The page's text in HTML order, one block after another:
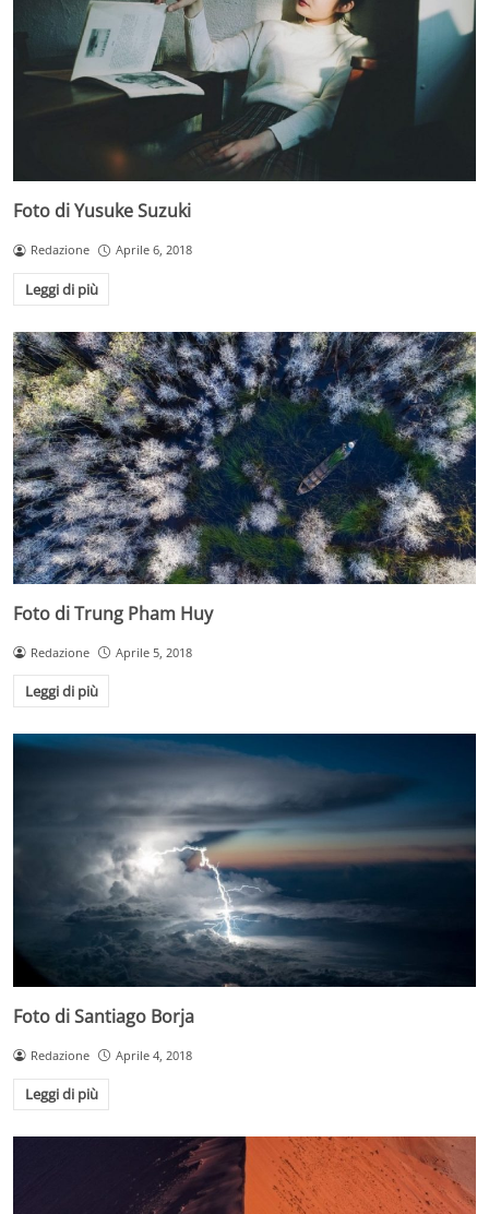
Foto di Yusuke Suzuki
Redazione Aprile 6, 2018
Leggi di più
Foto di Trung Pham Huy
Redazione Aprile 5, 2018
Leggi di più
Foto di Santiago Borja
Redazione Aprile 4, 2018
Leggi di più